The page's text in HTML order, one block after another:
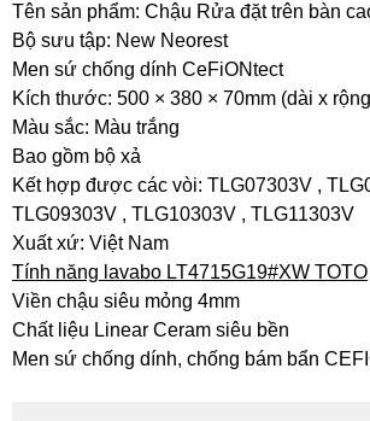
Tên sản phẩm: Chậu Rửa đặt trên bàn
Bộ sưu tập: New Neorest
Men sứ chống dính CeFiONtect
Kích thước: 500 × 380 × 70mm (dài x
Màu sắc: Màu trắng
Bao gồm bộ xả
Kết hợp được các vòi: TLG07303V ,
TLG09303V , TLG10303V , TLG11303V
Xuất xứ: Việt Nam
Tính năng lavabo LT4715G19#XW TOTO
Viền chậu siêu mỏng 4mm
Chất liệu Linear Ceram siêu bền
Men sứ chống dính, chống bám bẩn